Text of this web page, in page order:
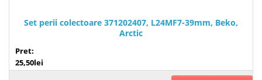
Set perii colectoare 371202407, L24MF7-39mm, Beko,
Arctic
Pret:
25,50lei